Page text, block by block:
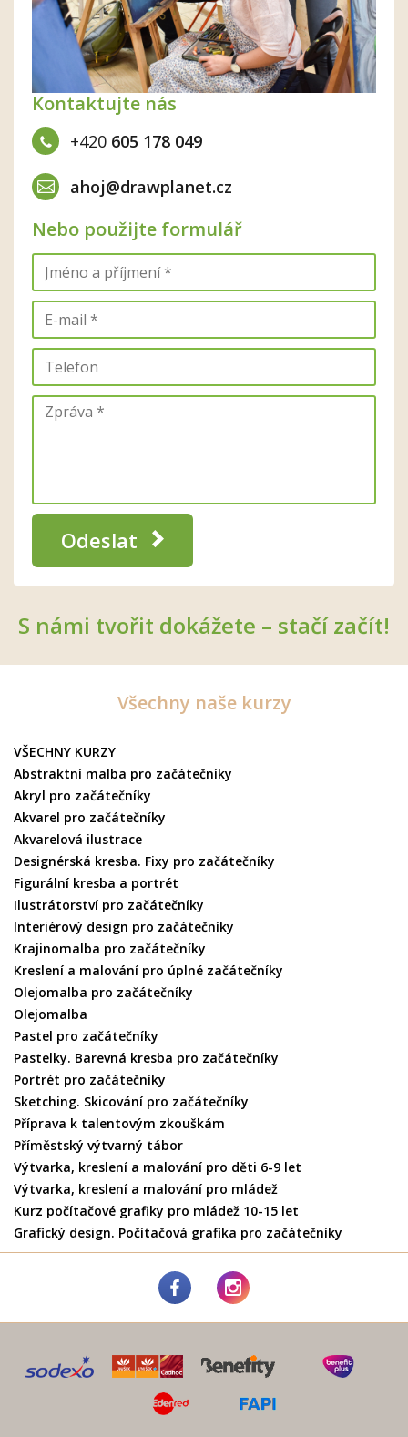
Kontaktujte nás
+420 605 178 049
ahoj@drawplanet.cz
Nebo použijte formulář
Odeslat
S námi tvořit dokážete – stačí začít!
Všechny naše kurzy
VŠECHNY KURZY
Abstraktní malba pro začátečníky
Akryl pro začátečníky
Akvarel pro začátečníky
Akvarelová ilustrace
Designérská kresba. Fixy pro začátečníky
Figurální kresba a portrét
Ilustrátorství pro začátečníky
Interiérový design pro začátečníky
Krajinomalba pro začátečníky
Kreslení a malování pro úplné začátečníky
Olejomalba pro začátečníky
Olejomalba
Pastel pro začátečníky
Pastelky. Barevná kresba pro začátečníky
Portrét pro začátečníky
Sketching. Skicování pro začátečníky
Příprava k talentovým zkouškám
Příměstský výtvarný tábor
Výtvarka, kreslení a malování pro děti 6-9 let
Výtvarka, kreslení a malování pro mládež
Kurz počítačové grafiky pro mládež 10-15 let
Grafický design. Počítačová grafika pro začátečníky